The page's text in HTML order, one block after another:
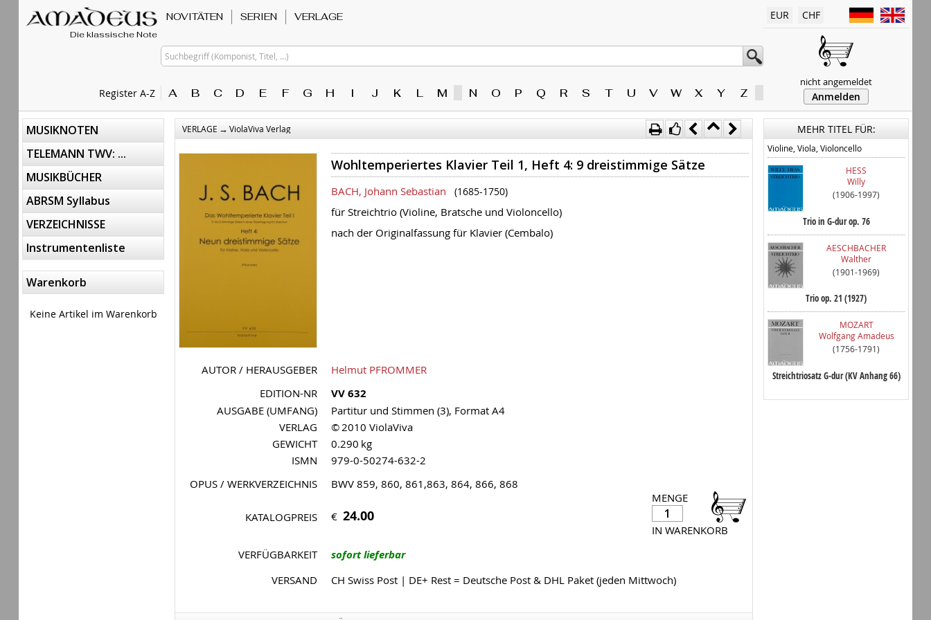
Die klassische Note
Register A-Z
NOVITÄTEN SERIEN VERLAGE
Suchbegriff (Komponist, Titel, ...)
A B C D E F G H I J K L M N O P Q R S T U V W X Y Z
EUR CHF
nicht angemeldet
Anmelden
MUSIKNOTEN
TELEMANN TWV: ...
MUSIKBÜCHER
ABRSM Syllabus
VERZEICHNISSE
Instrumentenliste
Warenkorb
Keine Artikel im Warenkorb
VERLAGE → ViolaViva Verlag
Wohltemperiertes Klavier Teil 1, Heft 4: 9 dreistimmige Sätze
BACH, Johann Sebastian (1685-1750)
für Streichtrio (Violine, Bratsche und Violoncello)
nach der Originalfassung für Klavier (Cembalo)
AUTOR / HERAUSGEBER
Helmut PFROMMER
EDITION-NR
VV 632
AUSGABE (UMFANG)
Partitur und Stimmen (3), Format A4
VERLAG
© 2010 ViolaViva
GEWICHT
0.290 kg
ISMN
979-0-50274-632-2
OPUS / WERKVERZEICHNIS
BWV 859, 860, 861,863, 864, 866, 868
MENGE
IN WARENKORB
KATALOGPREIS € 24.00
VERFÜGBARKEIT sofort lieferbar
VERSAND CH Swiss Post | DE+ Rest = Deutsche Post & DHL Paket (jeden Mittwoch)
MEHR TITEL FÜR:
Violine, Viola, Violoncello
HESS
Willy
(1906-1997)
Trio in G-dur op. 76
AESCHBACHER
Walther
(1901-1969)
Trio op. 21 (1927)
MOZART
Wolfgang Amadeus
(1756-1791)
Streichtriosatz G-dur (KV Anhang 66)